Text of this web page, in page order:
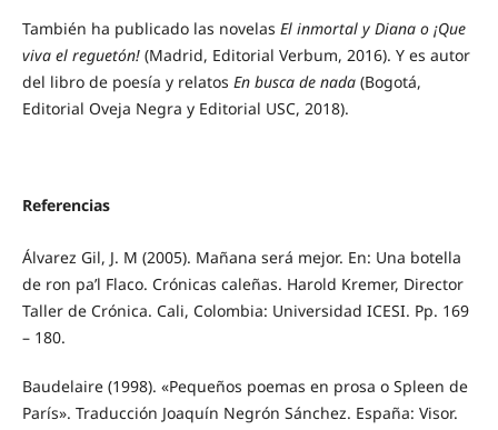
También ha publicado las novelas El inmortal y Diana o ¡Que
viva el reguetón! (Madrid, Editorial Verbum, 2016). Y es autor
del libro de poesía y relatos En busca de nada (Bogotá,
Editorial Oveja Negra y Editorial USC, 2018).
Referencias
Álvarez Gil, J. M (2005). Mañana será mejor. En: Una botella
de ron pa’l Flaco. Crónicas caleñas. Harold Kremer, Director
Taller de Crónica. Cali, Colombia: Universidad ICESI. Pp. 169
– 180.
Baudelaire (1998). «Pequeños poemas en prosa o Spleen de
París». Traducción Joaquín Negrón Sánchez. España: Visor.